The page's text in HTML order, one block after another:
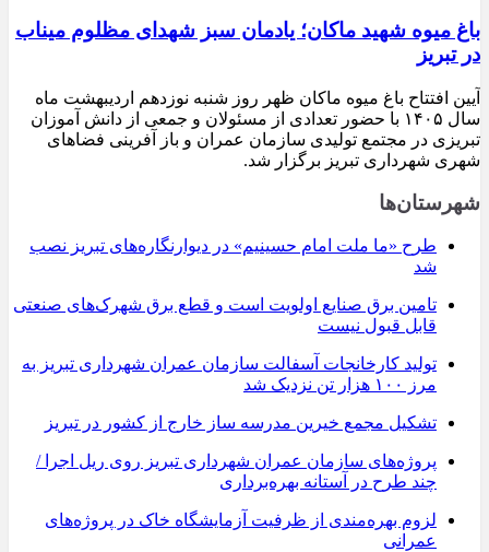
باغ میوه شهید ماکان؛ یادمان سبز شهدای مظلوم میناب
در تبریز
آیین افتتاح باغ میوه ماکان ظهر روز شنبه نوزدهم اردیبهشت ماه
سال ۱۴۰۵ با حضور تعدادی از مسئولان و جمعی از دانش آموزان
تبریزی در مجتمع تولیدی سازمان عمران و باز آفرینی فضاهای
شهری شهرداری تبریز برگزار شد.
شهرستان‌ها
طرح «ما ملت امام حسینیم» در دیوارنگاره‌های تبریز نصب
شد
تامین برق صنایع اولویت است و قطع برق شهرک‌های صنعتی
قابل قبول نیست
تولید کارخانجات آسفالت سازمان عمران شهرداری تبریز به
مرز ۱۰۰ هزار تن نزدیک شد
تشکیل مجمع خیرین مدرسه ‌ساز خارج از کشور در تبریز
پروژه‌های سازمان عمران شهرداری تبریز روی ریل اجرا /
چند طرح در آستانه بهره‌برداری
لزوم بهره‌مندی از ظرفیت آزمایشگاه خاک در پروژه‌های
عمرانی